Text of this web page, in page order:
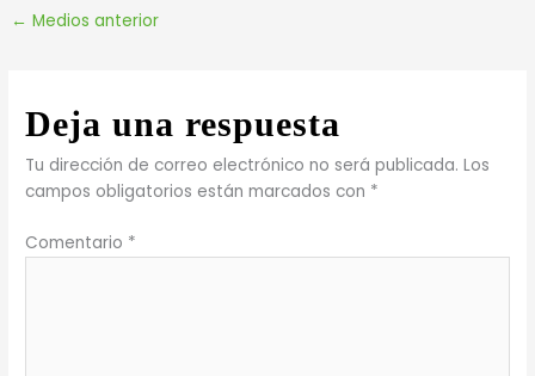
← Medios anterior
Deja una respuesta
Tu dirección de correo electrónico no será publicada. Los
campos obligatorios están marcados con *
Comentario *